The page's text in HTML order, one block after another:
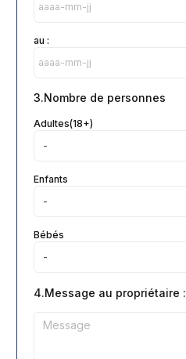
au :
3.Nombre de personnes
Adultes(18+)
Enfants
Bébés
4.Message au propriétaire :